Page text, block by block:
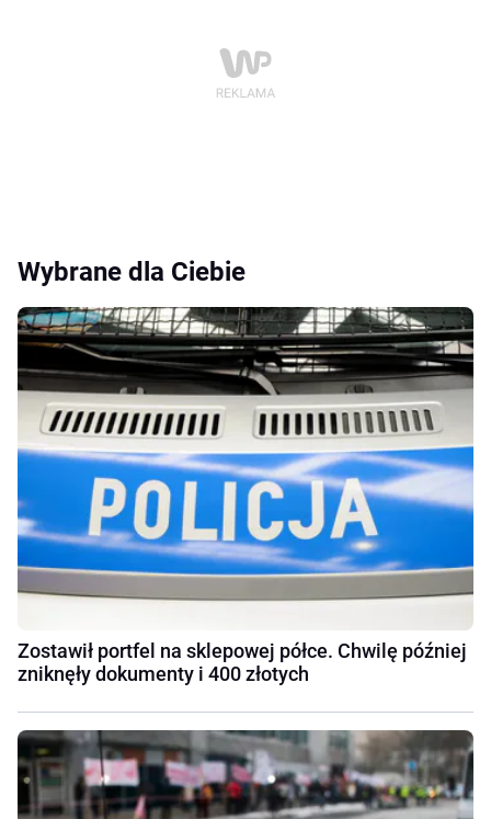
Wybrane dla Ciebie
Zostawił portfel na sklepowej półce. Chwilę później
zniknęły dokumenty i 400 złotych